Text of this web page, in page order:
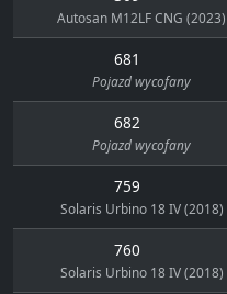
Autosan M12LF CNG (2023)
681
Pojazd wycofany
682
Pojazd wycofany
759
Solaris Urbino 18 IV (2018)
760
Solaris Urbino 18 IV (2018)